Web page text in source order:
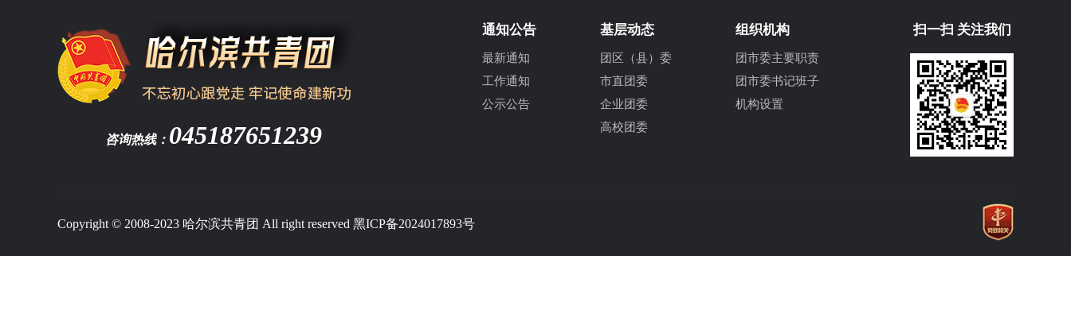
咨询热线： 045187651239
通知公告
最新通知
工作通知
公示公告
基层动态
团区（县）委
市直团委
企业团委
高校团委
组织机构
团市委主要职责
团市委书记班子
机构设置
扫一扫 关注我们
Copyright © 2008-2023 哈尔滨共青团 All right reserved 黑ICP备2024017893号